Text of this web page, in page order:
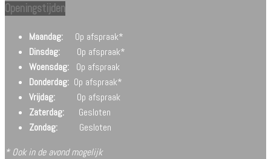
Openingstijden
Maandag: Op afspraak*
Dinsdag: Op afspraak*
Woensdag: Op afspraak
Donderdag: Op afspraak*
Vrijdag:
Op afspraak
Zaterdag:
Gesloten
Zondag:
Gesloten
* Ook in de avond mogelijk